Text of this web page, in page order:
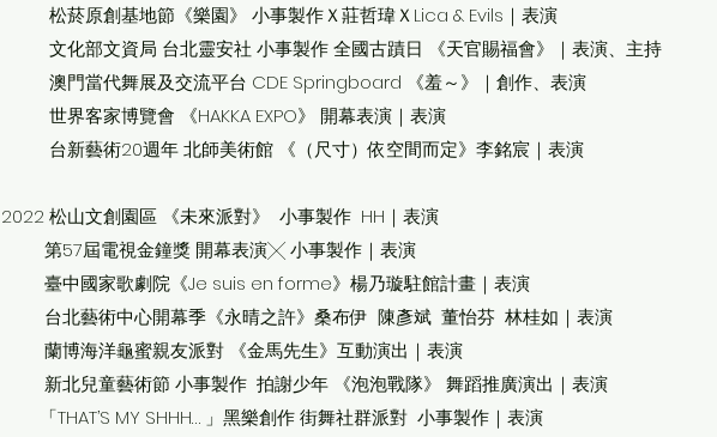
松菸原創基地節《樂園》 小事製作Ｘ莊哲瑋ＸLica & Evils｜表演
文化部文資局 台北靈安社 小事製作 全國古蹟日 《天官賜福會》｜表演、主持
澳門當代舞展及交流平台 CDE Springboard 《羞～》｜創作、表演
世界客家博覽會 《HAKKA EXPO》 開幕表演｜表演
台新藝術20週年 北師美術館 《（尺寸）依空間而定》李銘宸｜表演
2022松山文創園區 《未來派對》 小事製作 HH｜表演
第57屆電視金鐘獎 開幕表演╳ 小事製作｜表演
臺中國家歌劇院《Je suis en forme》楊乃璇駐館計畫｜表演
台北藝術中心開幕季《永晴之許》桑布伊 陳彥斌 董怡芬 林桂如｜表演
蘭博海洋龜蜜親友派對 《金馬先生》互動演出｜表演
新北兒童藝術節 小事製作 拍謝少年 《泡泡戰隊》 舞蹈推廣演出｜表演
「THAT’S MY SHHH… 」黑樂創作 街舞社群派對 小事製作｜表演